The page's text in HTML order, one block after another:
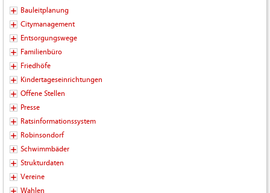
Bauleitplanung
Citymanagement
Entsorgungswege
Familienbüro
Friedhöfe
Kindertageseinrichtungen
Offene Stellen
Presse
Ratsinformationssystem
Robinsondorf
Schwimmbäder
Strukturdaten
Vereine
Wahlen